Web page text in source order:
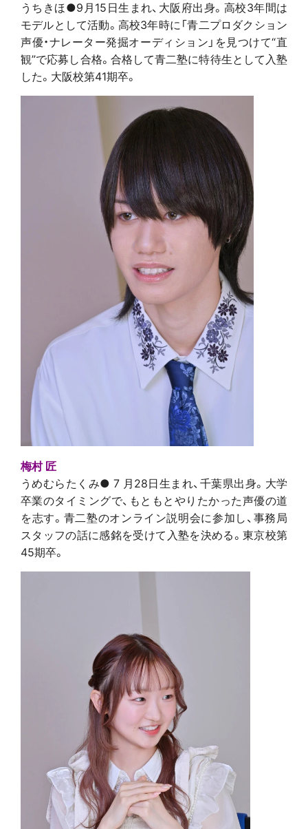
うちきほ●9月15日生まれ、大阪府出身。高校3年間は
モデルとして活動。高校3年時に「青二プロダクション
声優・ナレーター発掘オーディション」を見つけて“直
観”で応募し合格。合格して青二塾に特待生として入塾
した。大阪校第41期卒。
梅村 匠
うめむらたくみ● 7 月28日生まれ、千葉県出身。大学
卒業のタイミングで、もともとやりたかった声優の道
を志す。青二塾のオンライン説明会に参加し、事務局
スタッフの話に感銘を受けて入塾を決める。東京校第
45期卒。